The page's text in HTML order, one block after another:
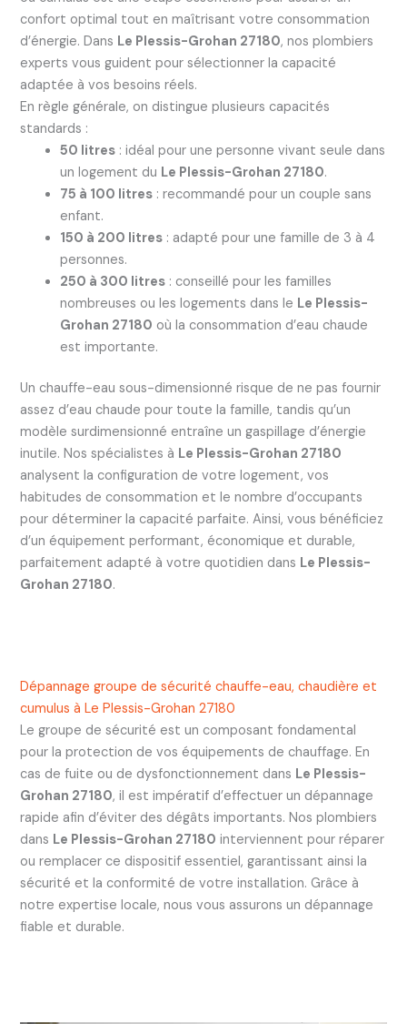
confort optimal tout en maîtrisant votre consommation
d’énergie. Dans Le Plessis-Grohan 27180, nos plombiers
experts vous guident pour sélectionner la capacité
adaptée à vos besoins réels.
En règle générale, on distingue plusieurs capacités
standards :
50 litres: idéal pour une personne vivant seule dans
un logement du Le Plessis-Grohan 27180.
75 à 100 litres: recommandé pour un couple sans
enfant.
150 à 200 litres: adapté pour une famille de 3 à 4
personnes.
250 à 300 litres: conseillé pour les familles
nombreuses ou les logements dans le Le Plessis-
Grohan 27180 où la consommation d’eau chaude
est importante.
Un chauffe-eau sous-dimensionné risque de ne pas fournir
assez d’eau chaude pour toute la famille, tandis qu’un
modèle surdimensionné entraîne un gaspillage d’énergie
inutile. Nos spécialistes à Le Plessis-Grohan 27180
analysent la configuration de votre logement, vos
habitudes de consommation et le nombre d’occupants
pour déterminer la capacité parfaite. Ainsi, vous bénéficiez
d’un équipement performant, économique et durable,
parfaitement adapté à votre quotidien dans Le Plessis-
Grohan 27180.
Dépannage groupe de sécurité chauffe-eau, chaudière et
cumulus à Le Plessis-Grohan 27180
Le groupe de sécurité est un composant fondamental
pour la protection de vos équipements de chauffage. En
cas de fuite ou de dysfonctionnement dans Le Plessis-
Grohan 27180, il est impératif d’effectuer un dépannage
rapide afin d’éviter des dégâts importants. Nos plombiers
dans Le Plessis-Grohan 27180 interviennent pour réparer
ou remplacer ce dispositif essentiel, garantissant ainsi la
sécurité et la conformité de votre installation. Grâce à
notre expertise locale, nous vous assurons un dépannage
fiable et durable.